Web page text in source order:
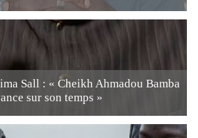
Sall : « Cheikh Ahmadou Bamba
sur son temps »